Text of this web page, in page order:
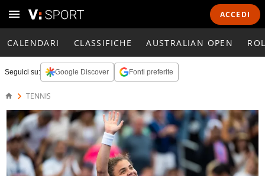
ACCEDI
CALENDARI CLASSIFICHE AUSTRALIAN OPEN
Seguici su: Google Discover Fonti preferite
TENNIS